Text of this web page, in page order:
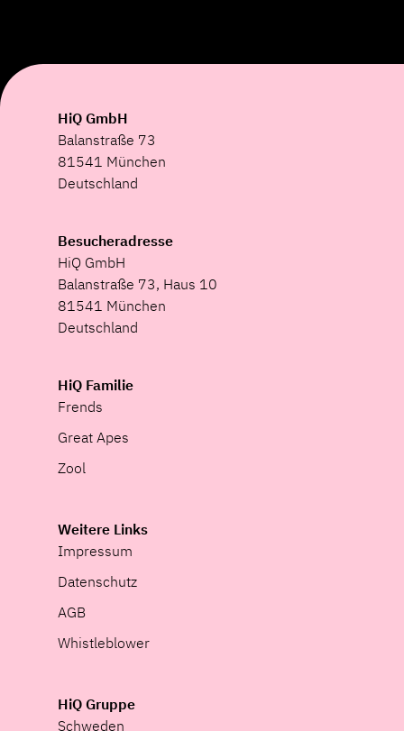
HiQ GmbH
Balanstraße 73
81541 München
Deutschland
Besucheradresse
HiQ GmbH
Balanstraße 73, Haus 10
81541 München
Deutschland
HiQ Familie
Frends
Great Apes
Zool
Weitere Links
Impressum
Datenschutz
AGB
Whistleblower
HiQ Gruppe
Schweden